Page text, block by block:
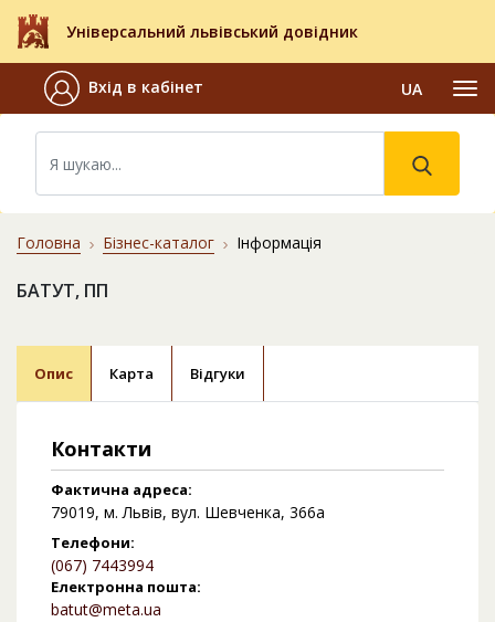
Універсальний львівський довідник
Вхід в кабінет UA
Головна Бізнес-каталог Інформація
БАТУТ, ПП
Опис Карта Відгуки
Контакти
Фактична адреса:
79019, м. Львів, вул. Шевченка, 366а
Телефони:
(067) 7443994
Електронна пошта:
batut@meta.ua